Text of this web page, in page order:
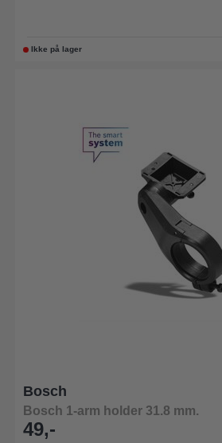
Ikke på lager
Bosch
Bosch 1-arm holder 31.8 mm.
49,-